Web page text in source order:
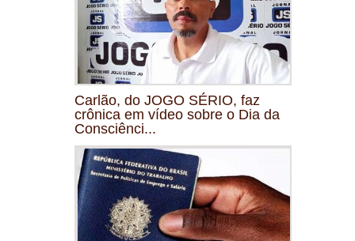
Carlão, do JOGO SÉRIO, faz
crônica em vídeo sobre o Dia da
Consciênci...